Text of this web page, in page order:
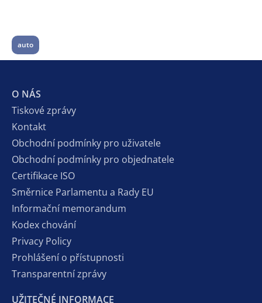
auto
O NÁS
Tiskové zprávy
Kontakt
Obchodní podmínky pro uživatele
Obchodní podmínky pro objednatele
Certifikace ISO
Směrnice Parlamentu a Rady EU
Informační memorandum
Kodex chování
Privacy Policy
Prohlášení o přístupnosti
Transparentní zprávy
UŽITEČNÉ INFORMACE